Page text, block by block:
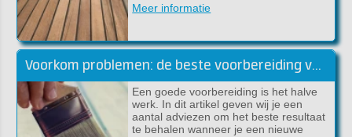
Meer informatie
Voorkom problemen: de beste voorbereiding voor lakwerk
Een goede voorbereiding is het halve
werk. In dit artikel geven wij je een
aantal adviezen om het beste resultaat
te behalen wanneer je een nieuwe